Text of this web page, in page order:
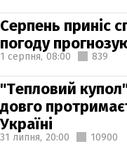
Серпень приніс
погоду
1 серпня, 08:00 839
"Тепловий
довго
Україні
31 липня, 20:00 10900